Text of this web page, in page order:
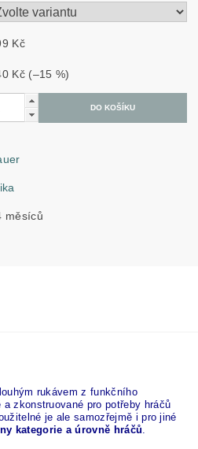
Kč
Kč (–15 %)
měsíců
rukávem z funkčního
zkonstruované pro potřeby hráčů
je ale samozřejmě i pro jiné
kategorie a úrovně hráčů.